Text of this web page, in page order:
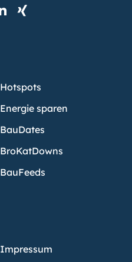
Hotspots
Energie sparen
BauDates
BroKatDowns
BauFeeds
Impressum